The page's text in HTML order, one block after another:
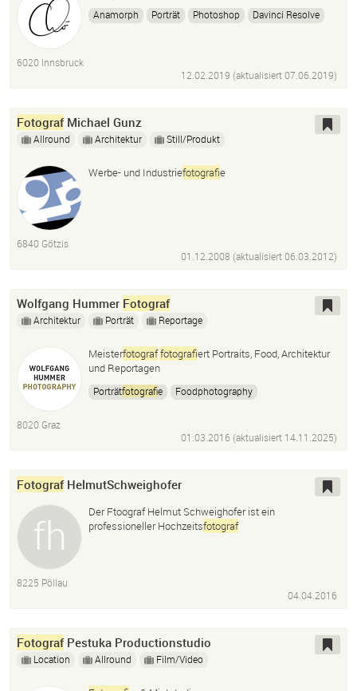
Anamorph Porträt Photoshop
Davinci Resolve
Editor Fashion
Imagefilme
Musik Video
6020 Innsbruck
12.02.2019 (aktualisiert07.06.2019)
FotografMichael Gunz
Allround Architektur Still/Produkt
Werbe- und Industriefotografie
6840 Götzis
01.12.2008 (aktualisiert06.03.2012)
Wolfgang Hummer Fotograf
Architektur Porträt Reportage
Meisterfotograffotografiert Portraits, Food, Architektur
und Reportagen
Porträtfotografie
Foodphotography
8020 Graz
01.03.2016 (aktualisiert 14.11.2025)
FotografHelmutSchweighofer
Der Ftoograf Helmut Schweighofer ist ein
professioneller Hochzeitsfotograf
8225 Pöllau
04.04.2016
FotografPestuka Productionstudio
Location Allround Film/Video